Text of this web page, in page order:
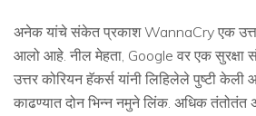
अनेक यांचे संकेत प्रकाश WannaCry एक
आलो आहे. नील मेहता, Google वर एक सुरक्षा
उत्तर कोरियन हॅकर्स यांनी लिहिलेले पुष्टी
काढण्यात दोन भिन्न नमुने लिंक. अधिक तंतोतंत